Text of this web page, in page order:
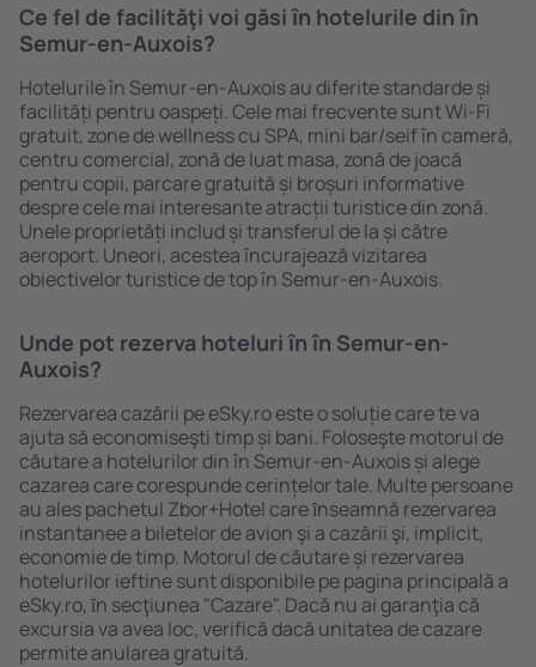
Ce fel de facilităţi voi găsi ȋn hotelurile din în
Semur-en-Auxois?
Hotelurile în Semur-en-Auxois au diferite standarde și
facilități pentru oaspeți. Cele mai frecvente sunt Wi-Fi
gratuit, zone de wellness cu SPA, mini bar/seif în cameră,
centru comercial, zonă de luat masa, zonă de joacă
pentru copii, parcare gratuită și broșuri informative
despre cele mai interesante atracții turistice din zonă.
Unele proprietăți includ și transferul de la și către
aeroport. Uneori, acestea încurajează vizitarea
obiectivelor turistice de top în Semur-en-Auxois.
Unde pot rezerva hoteluri ȋn în Semur-en-
Auxois?
Rezervarea cazării pe eSky.ro este o soluție care te va
ajuta să economiseşti timp și bani. Foloseşte motorul de
căutare a hotelurilor din în Semur-en-Auxois și alege
cazarea care corespunde cerințelor tale. Multe persoane
au ales pachetul Zbor+Hotel care ȋnseamnă rezervarea
instantanee a biletelor de avion şi a cazării şi, implicit,
economie de timp. Motorul de căutare și rezervarea
hotelurilor ieftine sunt disponibile pe pagina principală a
eSky.ro, ȋn secţiunea "Cazare". Dacă nu ai garanţia că
excursia va avea loc, verifică dacă unitatea de cazare
permite anularea gratuită.